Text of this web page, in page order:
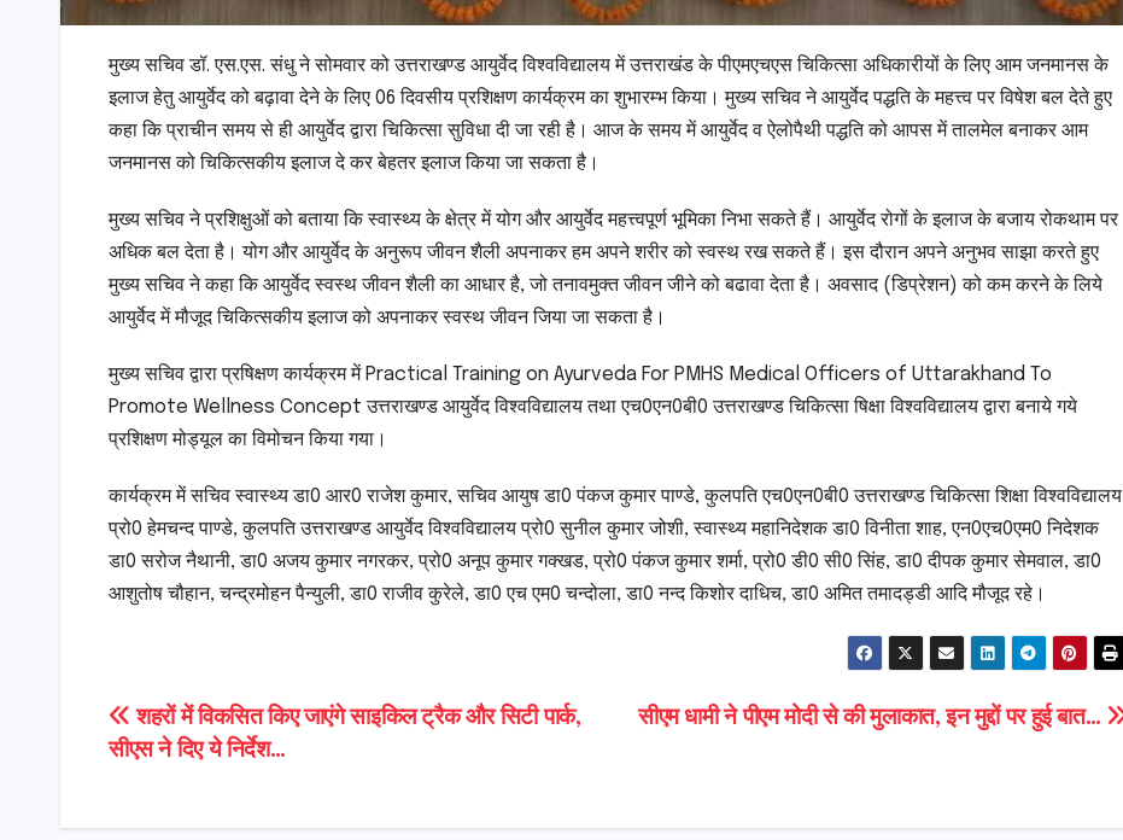
मुख्य सचिव डॉ. एस.एस. संधु ने सोमवार को उत्तराखण्ड आयुर्वेद विश्वविद्यालय में उत्तराखंड के पीएमएचएस चिकित्सा अधिकारीयों के लिए आम जनमानस के
इलाज हेतु आयुर्वेद को बढ़ावा देने के लिए 06 दिवसीय प्रशिक्षण कार्यक्रम का शुभारम्भ किया। मुख्य सचिव ने आयुर्वेद पद्धति के महत्त्व पर विषेश बल देते हुए
कहा कि प्राचीन समय से ही आयुर्वेद द्वारा चिकित्सा सुविधा दी जा रही है। आज के समय में आयुर्वेद व ऐलोपैथी पद्धति को आपस में तालमेल बनाकर आम
जनमानस को चिकित्सकीय इलाज दे कर बेहतर इलाज किया जा सकता है।
मुख्य सचिव ने प्रशिक्षुओं को बताया कि स्वास्थ्य के क्षेत्र में योग और आयुर्वेद महत्त्वपूर्ण भूमिका निभा सकते हैं। आयुर्वेद रोगों के इलाज के बजाय रोकथाम पर
अधिक बल देता है। योग और आयुर्वेद के अनुरूप जीवन शैली अपनाकर हम अपने शरीर को स्वस्थ रख सकते हैं। इस दौरान अपने अनुभव साझा करते हुए
मुख्य सचिव ने कहा कि आयुर्वेद स्वस्थ जीवन शैली का आधार है, जो तनावमुक्त जीवन जीने को बढावा देता है। अवसाद (डिप्रेशन) को कम करने के लिये
आयुर्वेद में मौजूद चिकित्सकीय इलाज को अपनाकर स्वस्थ जीवन जिया जा सकता है।
मुख्य सचिव द्वारा प्रषिक्षण कार्यक्रम में Practical Training on Ayurveda For PMHS Medical Officers of Uttarakhand To
Promote Wellness Concept उत्तराखण्ड आयुर्वेद विश्वविद्यालय तथा एच0एन0बी0 उत्तराखण्ड चिकित्सा षिक्षा विश्वविद्यालय द्वारा बनाये गये
प्रशिक्षण मोड्यूल का विमोचन किया गया।
कार्यक्रम में सचिव स्वास्थ्य डा0 आर0 राजेश कुमार, सचिव आयुष डा0 पंकज कुमार पाण्डे, कुलपति एच0एन0बी0 उत्तराखण्ड चिकित्सा शिक्षा विश्वविद्यालय
प्रो0 हेमचन्द पाण्डे, कुलपति उत्तराखण्ड आयुर्वेद विश्वविद्यालय प्रो0 सुनील कुमार जोशी, स्वास्थ्य महानिदेशक डा0 विनीता शाह, एन0एच0एम0 निदेशक
डा0 सरोज नैथानी, डा0 अजय कुमार नगरकर, प्रो0 अनूप कुमार गक्खड, प्रो0 पंकज कुमार शर्मा, प्रो0 डी0 सी0 सिंह, डा0 दीपक कुमार सेमवाल, डा0
आशुतोष चौहान, चन्द्रमोहन पैन्युली, डा0 राजीव कुरेले, डा0 एच एम0 चन्दोला, डा0 नन्द किशोर दाधिच, डा0 अमित तमादड्डी आदि मौजूद रहे।
Post
navigation
सीएम धामी ने पीएम मोदी से की मुलाकात, इन मुद्दों पर हुई बात…
शहरों में विकसित किए जाएंगे साइकिल ट्रैक और सिटी पार्क,
सीएस ने दिए ये निर्देश…